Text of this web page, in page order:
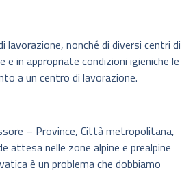
lavorazione, nonché di diversi centri di
in appropriate condizioni igieniche le
a un centro di lavorazione.
– Province, Città metropolitana,
attesa nelle zone alpine e prealpine
è un problema che dobbiamo